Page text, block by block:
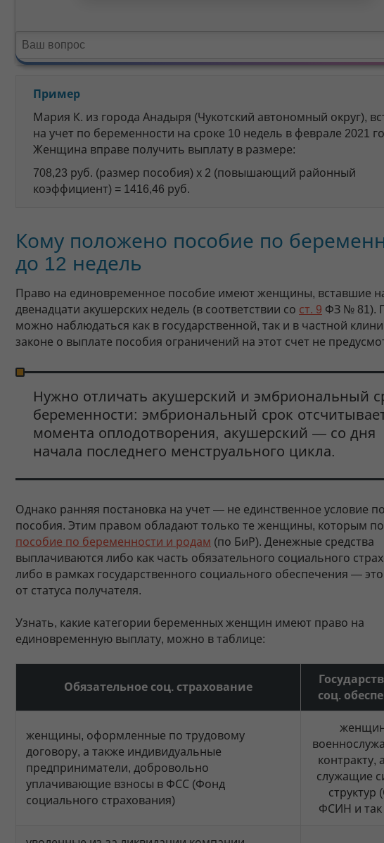
Пример
Мария К. из города Анадыря (Чукотский автономный округ),
на учет по беременности на сроке 10 недель в феврале 2021
Женщина вправе получить выплату в размере:
708,23 руб. (размер пособия) х 2 (повышающий районный
коэффициент) = 1416,46 руб.
Кому положено пособие по
до 12 недель
Право на единовременное пособие имеют женщины, вставшие
двенадцати акушерских недель (в соответствии со ст. 9 ФЗ № 81).
можно наблюдаться как в государственной, так и в частной
законе о выплате пособия ограничений на этот счет не
Нужно отличать акушерский и эмбриональный
беременности: эмбриональный срок
момента оплодотворения, акушерский — со дня
начала последнего менструального цикла.
Однако ранняя постановка на учет — не единственное условие
пособия. Этим правом обладают только те женщины, которым
пособие по беременности и родам (по БиР). Денежные средства
выплачиваются либо как часть обязательного социального
либо в рамках государственного социального обеспечения —
от статуса получателя.
Узнать, какие категории беременных женщин имеют право на
единовременную выплату, можно в таблице:
Обязательное соц. страхование
соц.
женщины, оформленные по трудовому
договору, а также индивидуальные
предприниматели, добровольно
уплачивающие взносы в ФСС (Фонд
социального страхования)
контракту,
служащие
структур
ФСИН и так